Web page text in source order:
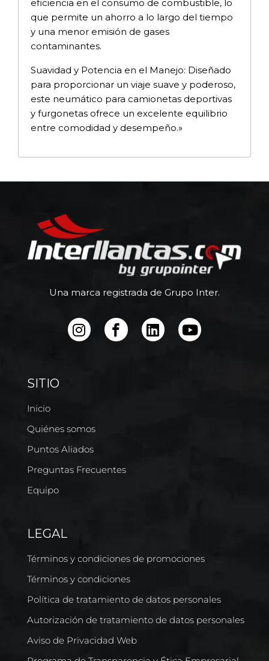
eficiencia en el consumo de combustible, lo
que permite un ahorro a lo largo del tiempo
y una menor emisión de gases
contaminantes.
Suavidad y Potencia en el Manejo: Diseñado
para proporcionar un viaje suave y poderoso,
este neumático para camionetas deportivas
y furgonetas ofrece un excelente equilibrio
entre comodidad y desempeño.»
Una marca registrada de Grupo Inter.
SITIO
Inicio
Quiénes somos
Puntos Aliados
Preguntas Frecuentes
Equipo
LEGAL
Términos y condiciones de promociones
Términos y condiciones
Política de tratamiento de datos personales
Autorización de tratamiento de datos personales
Aviso de Privacidad Web